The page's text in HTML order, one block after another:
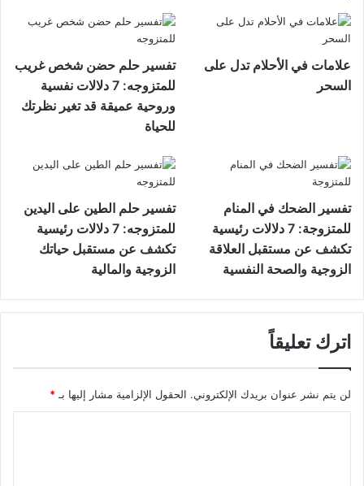
علامات في الأحلام تدل على
السحر
تفسير حلم حضن شخص غريب
للمتزوجه: 7 دلالات نفسية
وروحية عميقة قد تغير نظرتك
للحياة
تفسير الضحك في المنام
للمتزوجة: 7 دلالات رئيسية
تكشف عن مستقبل العلاقة
الزوجية والصحة النفسية
تفسير حلم الطين على اليدين
للمتزوجه: 7 دلالات رئيسية
تكشف عن مستقبل حياتك
الزوجية والمالية
اترك تعليقاً
لن يتم نشر عنوان بريدك الإلكتروني. الحقول الإلزامية مشار إليها بـ *